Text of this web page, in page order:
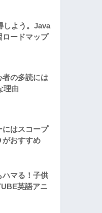
しよう。Java
ロードマップ
者の多読には
理由
にはスコープ
がおすすめ
ハマる！子供
英語アニ